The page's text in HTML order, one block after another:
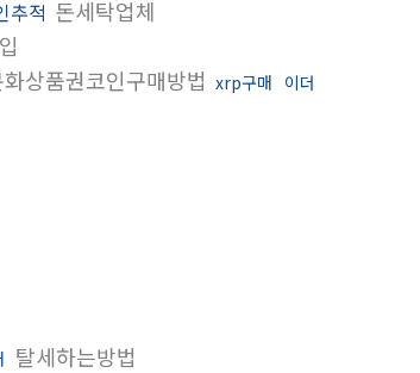
추적 돈세탁업체
화상품권코인구매방법 xrp구매 이더
탈세하는방법